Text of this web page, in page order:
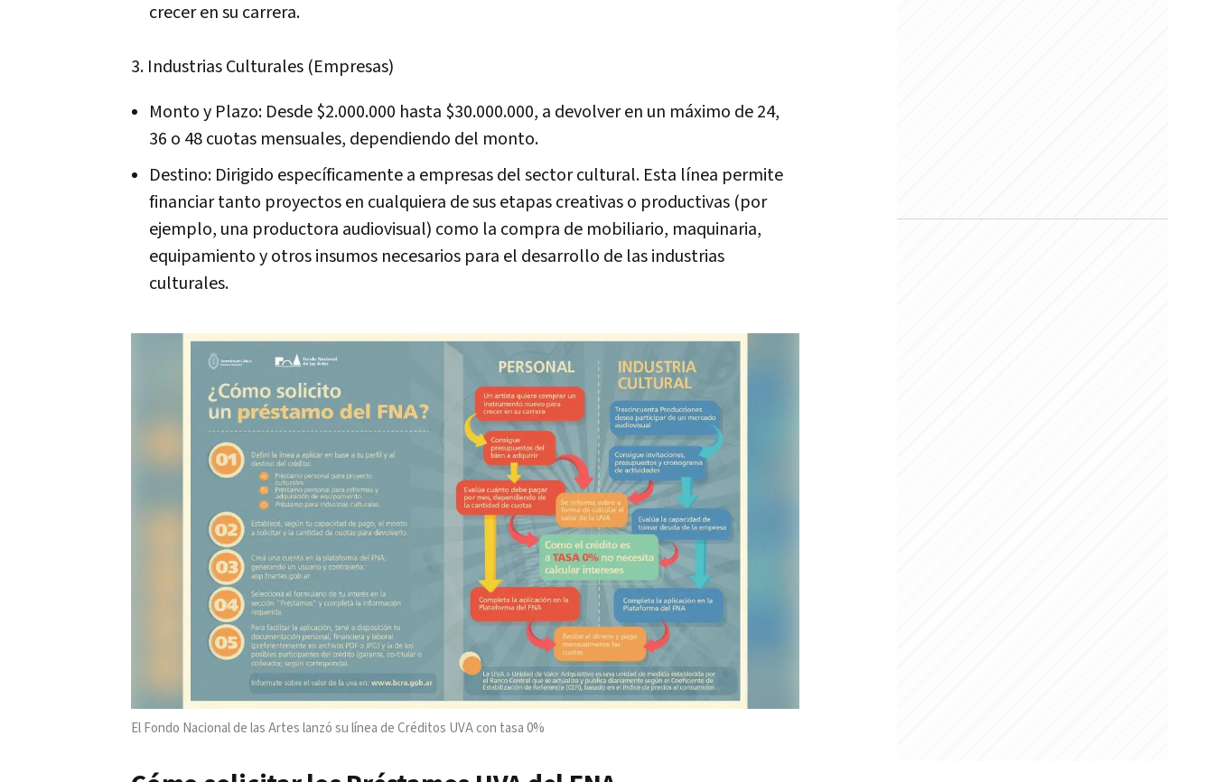
crecer en su carrera.
3. Industrias Culturales (Empresas)
Monto y Plazo: Desde $2.000.000 hasta $30.000.000, a devolver en un máximo de 24,
36 o 48 cuotas mensuales, dependiendo del monto.
Destino: Dirigido específicamente a empresas del sector cultural. Esta línea permite
financiar tanto proyectos en cualquiera de sus etapas creativas o productivas (por
ejemplo, una productora audiovisual) como la compra de mobiliario, maquinaria,
equipamiento y otros insumos necesarios para el desarrollo de las industrias
culturales.
El Fondo Nacional de las Artes lanzó su línea de Créditos UVA con tasa 0%